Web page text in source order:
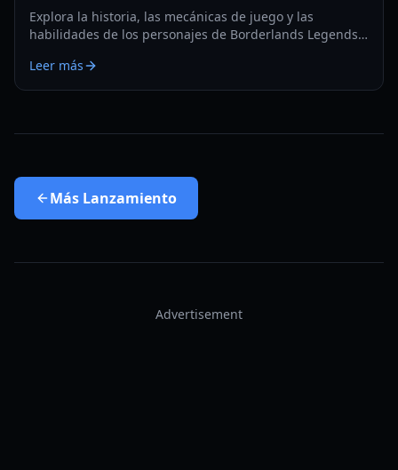
Explora la historia, las mecánicas de juego y las
habilidades de los personajes de Borderlands Legends,
cómo acceder a esta joya perdida en 2026.
Leer más
Más Lanzamiento
Advertisement